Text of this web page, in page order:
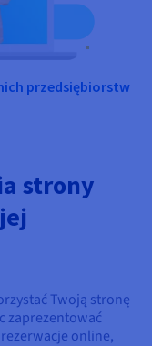
przedsiębiorstw
strony
Twoją stronę
zaprezentować
online,